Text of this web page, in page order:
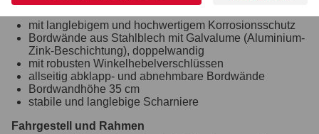
mit langlebigem und hochwertigem Korrosionsschutz
Bordwände aus Stahlblech mit Galvalume (Aluminium-
Zink-Beschichtung), doppelwandig
mit robusten Winkelhebelverschlüssen
allseitig abklapp- und abnehmbare Bordwände
Bordwandhöhe 35 cm
stabile und langlebige Scharniere
Fahrgestell und Rahmen